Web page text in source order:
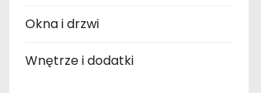
Okna i drzwi
Wnętrze i dodatki